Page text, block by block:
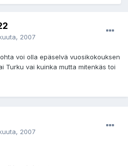
2007
voi olla epäselvä vuosikokouksen
Turku vai kuinka mutta mitenkäs toi
2007